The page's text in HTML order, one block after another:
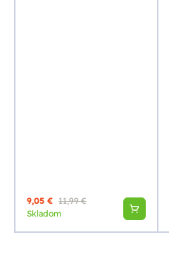
9,05 € 11,99 €
Skladom